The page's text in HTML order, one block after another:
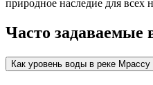
природное наследие для всех
Часто задаваемые
Как уровень воды в реке Мрассу